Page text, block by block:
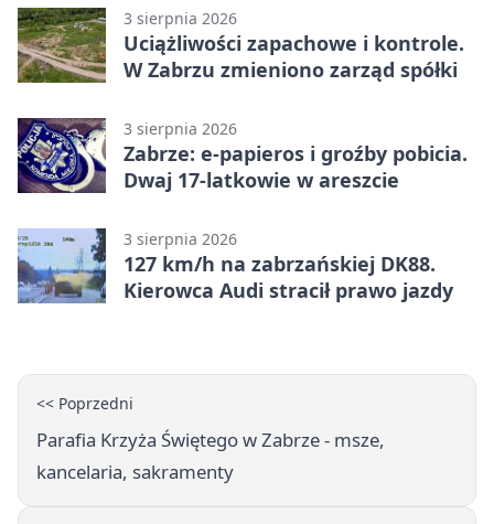
3 sierpnia 2026
Uciążliwości zapachowe i kontrole.
W Zabrzu zmieniono zarząd spółki
3 sierpnia 2026
Zabrze: e-papieros i groźby pobicia.
Dwaj 17-latkowie w areszcie
3 sierpnia 2026
127 km/h na zabrzańskiej DK88.
Kierowca Audi stracił prawo jazdy
<< Poprzedni
Parafia Krzyża Świętego w Zabrze - msze,
kancelaria, sakramenty